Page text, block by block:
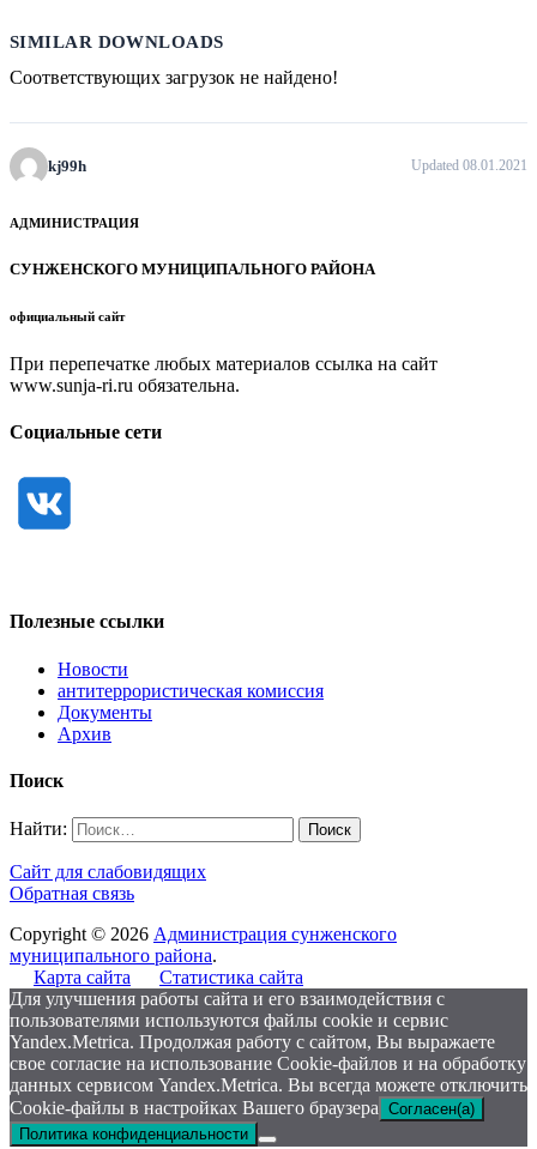
SIMILAR DOWNLOADS
Соответствующих загрузок не найдено!
kj99h Updated 08.01.2021
АДМИНИСТРАЦИЯ
СУНЖЕНСКОГО МУНИЦИПАЛЬНОГО РАЙОНА
официальный сайт
При перепечатке любых материалов ссылка на сайт
www.sunja-ri.ru обязательна.
Социальные сети
Полезные ссылки
Новости
антитеррористическая комиссия
Документы
Архив
Поиск
Найти:
Сайт для слабовидящих
Обратная связь
Copyright © 2026 Администрация сунженского
муниципального района.
Карта сайта
Статистика сайта
Для улучшения работы сайта и его взаимодействия с
пользователями используются файлы cookie и сервис
Yandex.Metrica. Продолжая работу с сайтом, Вы выражаете
свое согласие на использование Cookie-файлов и на обработку
данных сервисом Yandex.Metrica. Вы всегда можете отключить
Cookie-файлы в настройках Вашего браузера Согласен(а)
Политика конфиденциальности